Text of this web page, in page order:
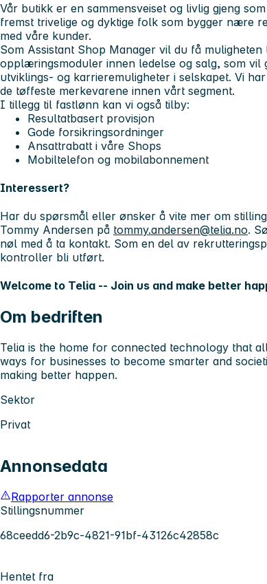
Vår butikk er en sammensveiset og livlig gjeng
fremst trivelige og dyktige folk som bygger nære
med våre kunder.
Som Assistant Shop Manager vil du få
opplæringsmoduler innen ledelse og salg, som vil
utviklings- og karrieremuligheter i selskapet. Vi
de tøffeste merkevarene innen vårt segment.
I tillegg til fastlønn kan vi også tilby:
Resultatbasert provisjon
Gode forsikringsordninger
Ansattrabatt i våre Shops
Mobiltelefon og mobilabonnement
Interessert?
Har du spørsmål eller ønsker å vite mer om
Tommy Andersen på tommy.andersen@telia.no.
nøl med å ta kontakt. Som en del av
kontroller bli utført.
Welcome to Telia -- Join us and make better
Om bedriften
Telia is the home for connected technology that
ways for businesses to become smarter and
making better happen.
Sektor
Privat
Annonsedata
Rapporter annonse
Stillingsnummer
68ceedd6-2b9c-4821-91bf-43126c42858c
Hentet fra